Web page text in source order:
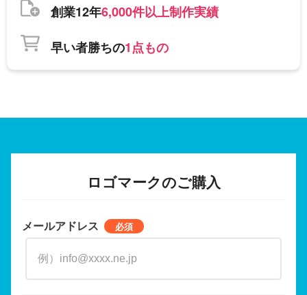
創業12年6,000件以上制作実績
早い者勝ちの1点もの
ロゴマークのご購入
メールアドレス